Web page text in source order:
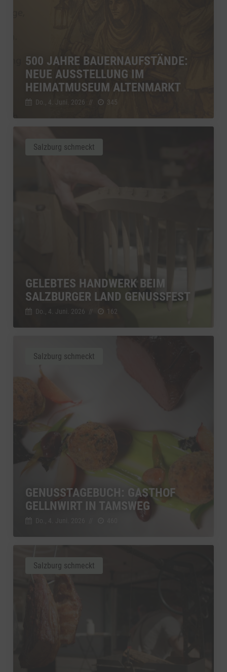
500 JAHRE BAUERNAUFSTÄNDE:
NEUE AUSSTELLUNG IM
HEIMATMUSEUM ALTENMARKT
Do., 4. Juni. 2026 // 345
GELEBTES HANDWERK BEIM
SALZBURGER LAND GENUSSFEST
Do., 4. Juni. 2026 // 162
Salzburg schmeckt
GENUSSTAGEBUCH: GASTHOF
GELLNWIRT IN TAMSWEG
Salzburg schmeckt
Salzburg schmeckt